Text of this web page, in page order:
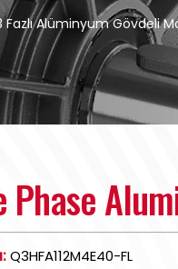
Fazlı Alüminyum Gövdeli
Phase
Q3HFA112M4E40-FL